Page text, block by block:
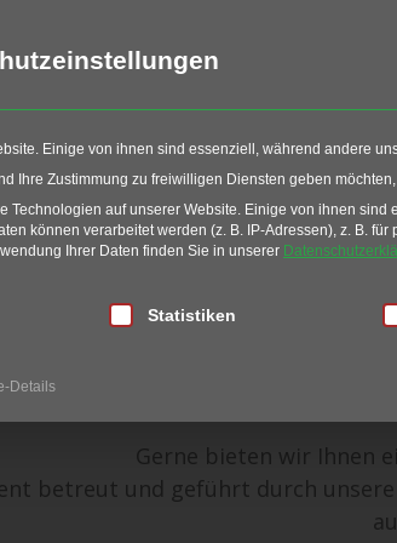
Miel Golf Events
Miel Golfevents Golf
Service für die
Gerne bieten wir Ihnen
betreut und geführt durch
Einige von ihnen sind essenziell, während andere
Ihre Zustimmung zu freiwilligen Diensten geben
Technologien auf unserer Website. Einige von ihnen
können verarbeitet werden (z. B. IP-Adressen), z. B.
Ihrer Daten finden Sie in unserer
Gruppen, für die eine Einwilligung erteilt
Statistiken
Details